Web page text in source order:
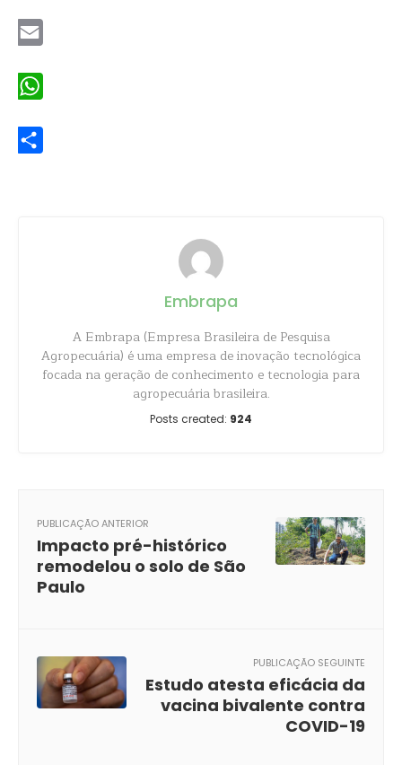
Embrapa
A Embrapa (Empresa Brasileira de Pesquisa
Agropecuária) é uma empresa de inovação tecnológica
focada na geração de conhecimento e tecnologia para
agropecuária brasileira.
Posts created: 924
PUBLICAÇÃO ANTERIOR
Impacto pré-histórico
remodelou o solo de São
Paulo
PUBLICAÇÃO SEGUINTE
Estudo atesta eficácia da
vacina bivalente contra
COVID-19